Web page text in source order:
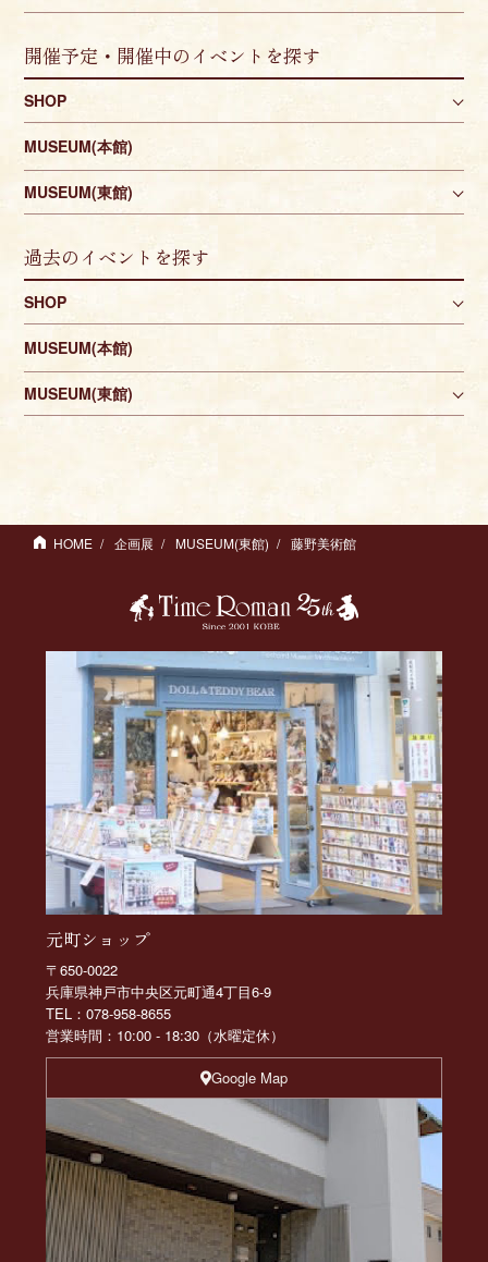
開催予定・開催中のイベントを探す
SHOP
MUSEUM(本館)
MUSEUM(東館)
過去のイベントを探す
SHOP
MUSEUM(本館)
MUSEUM(東館)
HOME 企画展 MUSEUM(東館) 藤野美術館
元町ショップ
〒650-0022
兵庫県神戸市中央区元町通4丁目6-9
TEL：078-958-8655
営業時間：10:00 - 18:30（水曜定休）
Google Map